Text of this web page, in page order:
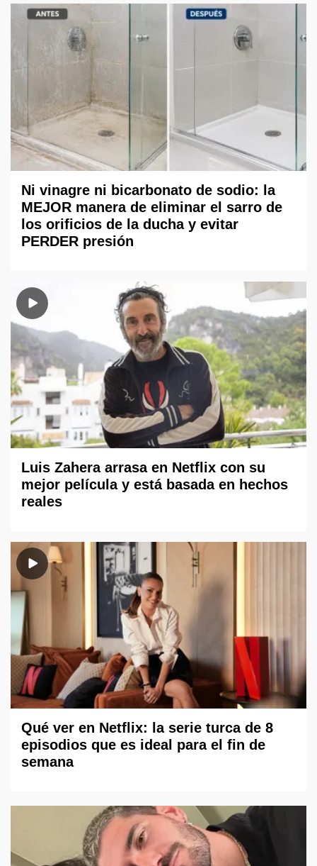
Ni vinagre ni bicarbonato de sodio: la
MEJOR manera de eliminar el sarro de
los orificios de la ducha y evitar
PERDER presión
Luis Zahera arrasa en Netflix con su
mejor película y está basada en hechos
reales
Qué ver en Netflix: la serie turca de 8
episodios que es ideal para el fin de
semana